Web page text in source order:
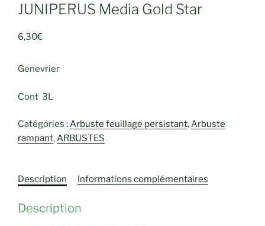
JUNIPERUS Media Gold Star
6,30€
Genevrier
Cont 3L
Catégories :Arbuste feuillage persistant,Arbuste
rampant,ARBUSTES
Description Informations complémentaires
Description